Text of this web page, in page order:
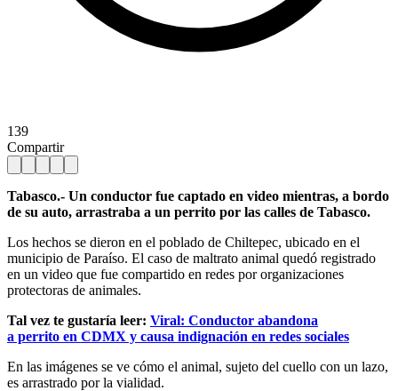
139
Compartir
Tabasco.- Un conductor fue captado en video mientras, a bordo
de su auto, arrastraba a un perrito por las calles de Tabasco.
Los hechos se dieron en el poblado de Chiltepec, ubicado en el
municipio de Paraíso. El caso de maltrato animal quedó registrado
en un video que fue compartido en redes por organizaciones
protectoras de animales.
Tal vez te gustaría leer: Viral: Conductor abandona
a perrito en CDMX y causa indignación en redes sociales
En las imágenes se ve cómo el animal, sujeto del cuello con un lazo,
es arrastrado por la vialidad.